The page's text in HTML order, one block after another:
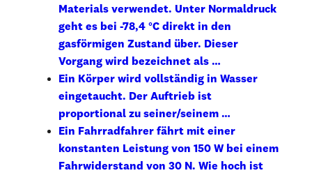
Materials verwendet. Unter Normaldruck
geht es bei -78,4 °C direkt in den
gasförmigen Zustand über. Dieser
Vorgang wird bezeichnet als …
Ein Körper wird vollständig in Wasser
eingetaucht. Der Auftrieb ist
proportional zu seiner/seinem …
Ein Fahrradfahrer fährt mit einer
konstanten Leistung von 150 W bei einem
Fahrwiderstand von 30 N. Wie hoch ist